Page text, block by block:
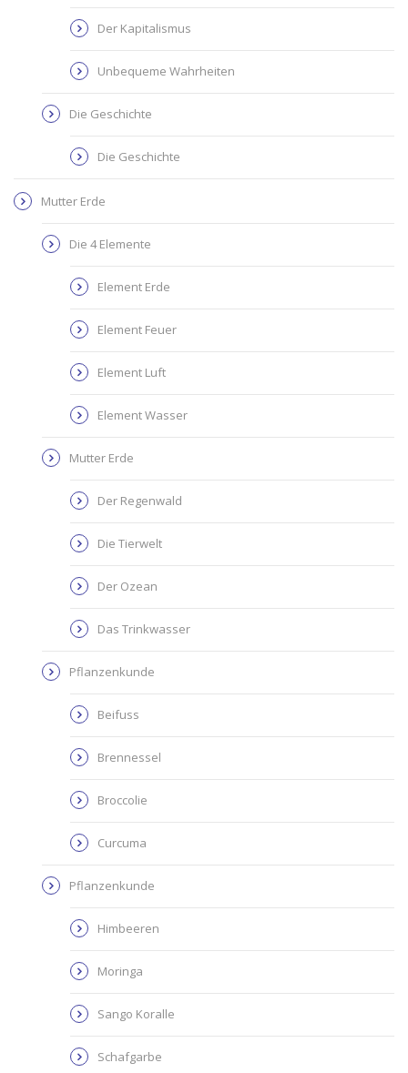
Der Kapitalismus
Unbequeme Wahrheiten
Die Geschichte
Die Geschichte
Mutter Erde
Die 4 Elemente
Element Erde
Element Feuer
Element Luft
Element Wasser
Mutter Erde
Der Regenwald
Die Tierwelt
Der Ozean
Das Trinkwasser
Pflanzenkunde
Beifuss
Brennessel
Broccolie
Curcuma
Pflanzenkunde
Himbeeren
Moringa
Sango Koralle
Schafgarbe